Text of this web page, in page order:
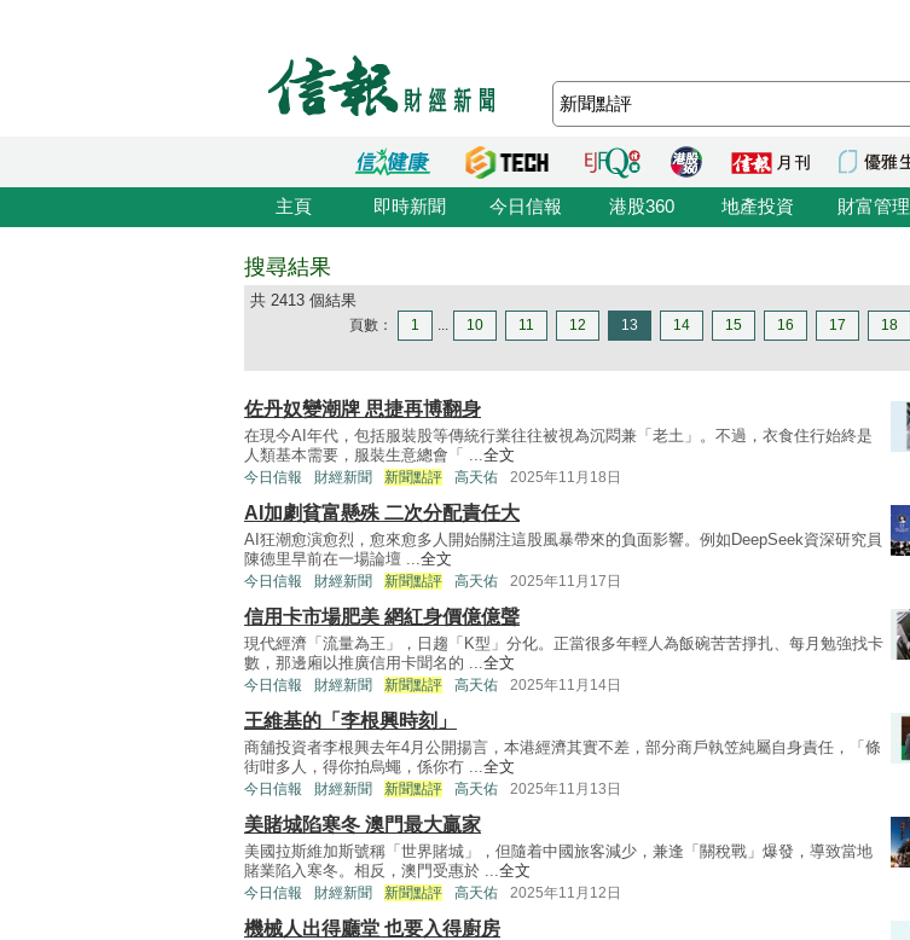
主頁 即時新聞 今日信報 港股360 地產投資 財富管理
搜尋結果
共 2413 個結果
頁數： 1 ... 10 11 12 13 14 15 16 17 18
佐丹奴變潮牌 思捷再博翻身
在現今AI年代，包括服裝股等傳統行業往往被視為沉悶兼「老土」。不過，衣食住行始終是
人類基本需要，服裝生意總會「 ...全文
今日信報 財經新聞 新聞點評 高天佑 2025年11月18日
AI加劇貧富懸殊 二次分配責任大
AI狂潮愈演愈烈，愈來愈多人開始關注這股風暴帶來的負面影響。例如DeepSeek資深研究員
陳德里早前在一場論壇 ...全文
今日信報 財經新聞 新聞點評 高天佑 2025年11月17日
信用卡市場肥美 網紅身價億億聲
現代經濟「流量為王」，日趨「K型」分化。正當很多年輕人為飯碗苦苦掙扎、每月勉強找卡
數，那邊廂以推廣信用卡聞名的 ...全文
今日信報 財經新聞 新聞點評 高天佑 2025年11月14日
王維基的「李根興時刻」
商舖投資者李根興去年4月公開揚言，本港經濟其實不差，部分商戶執笠純屬自身責任，「條
街咁多人，得你拍烏蠅，係你冇 ...全文
今日信報 財經新聞 新聞點評 高天佑 2025年11月13日
美賭城陷寒冬 澳門最大贏家
美國拉斯維加斯號稱「世界賭城」，但隨着中國旅客減少，兼逢「關稅戰」爆發，導致當地
賭業陷入寒冬。相反，澳門受惠於 ...全文
今日信報 財經新聞 新聞點評 高天佑 2025年11月12日
機械人出得廳堂 也要入得廚房